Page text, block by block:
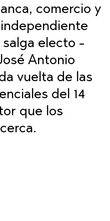
comercio y
electo -
Antonio
vuelta de las
del 14
que los